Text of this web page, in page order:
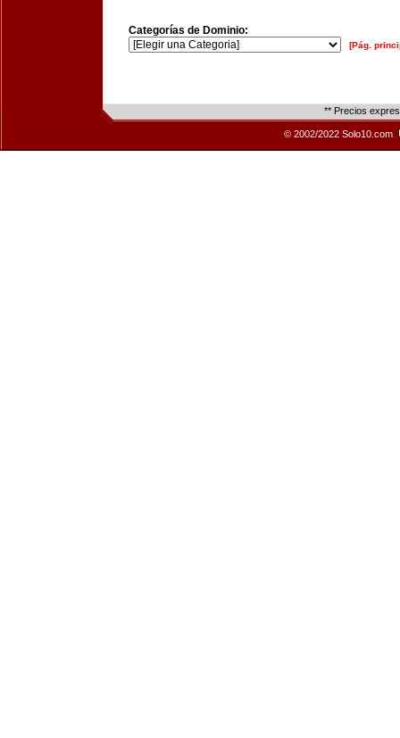
Categorías de Dominio:
[Pág.
** Precios
© 2002/2022 Solo10.com